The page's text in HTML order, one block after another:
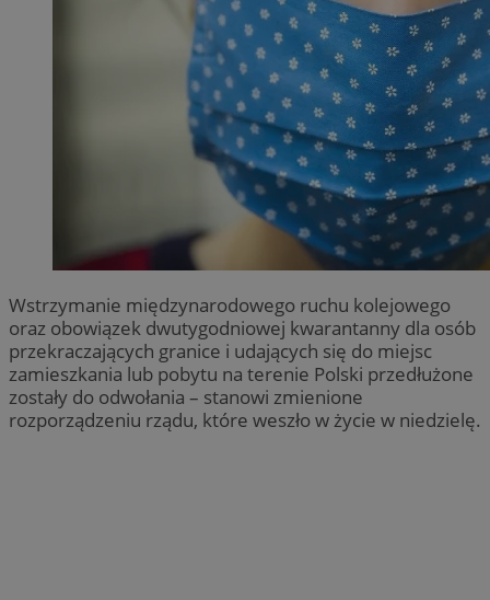
Wstrzymanie międzynarodowego ruchu kolejowego
oraz obowiązek dwutygodniowej kwarantanny dla osób
przekraczających granice i udających się do miejsc
zamieszkania lub pobytu na terenie Polski przedłużone
zostały do odwołania – stanowi zmienione
rozporządzeniu rządu, które weszło w życie w niedzielę.